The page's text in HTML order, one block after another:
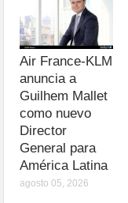
Air France-KLM
anuncia a
Guilhem Mallet
como nuevo
Director
General para
América Latina
agosto 05, 2026